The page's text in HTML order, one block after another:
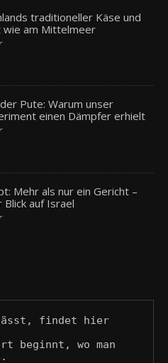
traditioneller Käse und
wie am Mittelmeer
Pute: Warum unser
einen Dämpfer erhielt
Mehr als nur ein Gericht –
Blick auf Israel
findet hier
beginnt, wo man